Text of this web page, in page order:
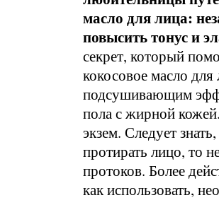
масло для лица:
повысить тонус и
секрет, который
кокосовое масло
подсушивающим
пола с жирной
экзем. Следует
протирать лицо, то
протоков. Более
как использовать,